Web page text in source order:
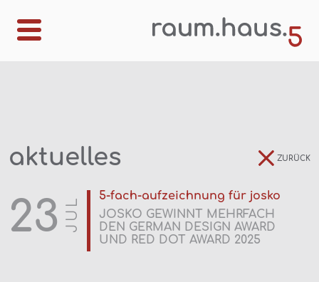
ZURÜCK
aktuelles
23 JUL
5-fach-aufzeichnung für josko
JOSKO GEWINNT MEHRFACH
DEN GERMAN DESIGN AWARD
UND RED DOT AWARD 2025